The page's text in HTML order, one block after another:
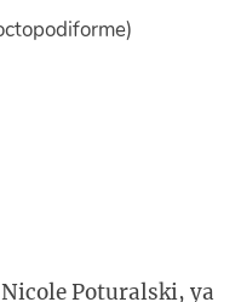
Poturalski, ya